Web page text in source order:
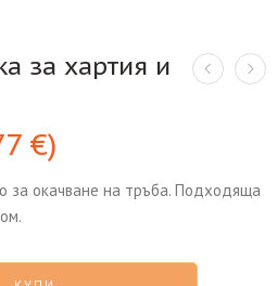
за хартия и
€)
за окачване на тръба. Подходяща